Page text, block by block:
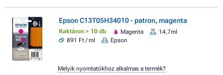
Epson C13T05H34010 - patron, magenta
Raktáron > 10 db Magenta
14,7ml
891 Ft / ml
Epson
Melyik nyomtatókhoz alkalmas a termék?